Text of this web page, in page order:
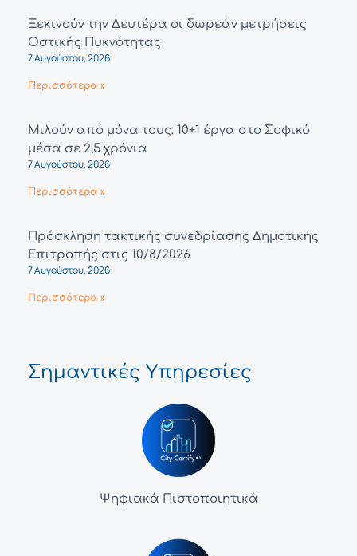
Ξεκινούν την Δευτέρα οι δωρεάν μετρήσεις
Οστικής Πυκνότητας
7 Αυγούστου, 2026
Περισσότερα »
Μιλούν από μόνα τους: 10+1 έργα στο Σοφικό
μέσα σε 2,5 χρόνια
7 Αυγούστου, 2026
Περισσότερα »
Πρόσκληση τακτικής συνεδρίασης Δημοτικής
Επιτροπής στις 10/8/2026
7 Αυγούστου, 2026
Περισσότερα »
Σημαντικές Υπηρεσίες
Ψηφιακά Πιστοποιητικά